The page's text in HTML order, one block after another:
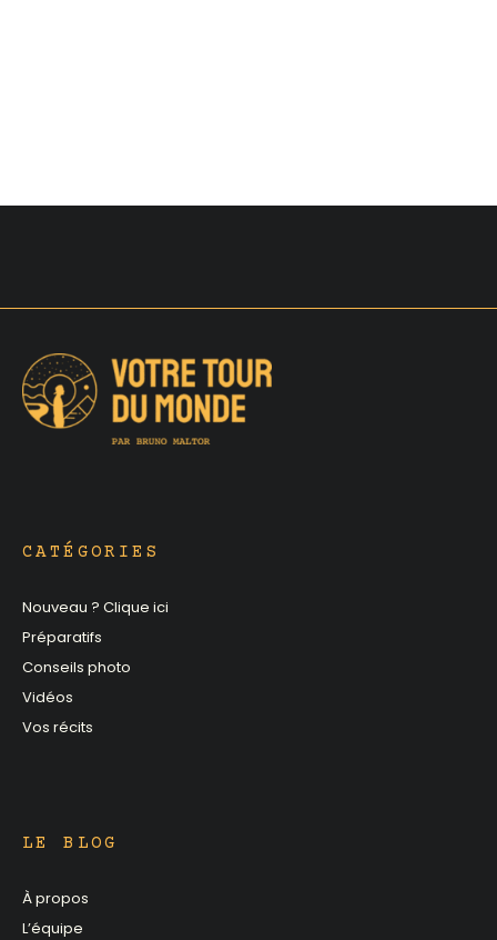
CATÉGORIES
Nouveau ? Clique ici
Préparatifs
Conseils photo
Vidéos
Vos récits
LE BLOG
À propos
L’équipe